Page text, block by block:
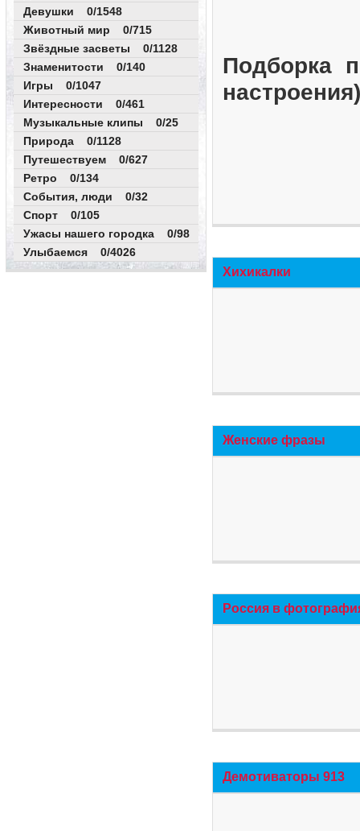
Девушки 0/1548
Животный мир 0/715
Звёздные засветы 0/1128
Знаменитости 0/140
Игры 0/1047
Интересности 0/461
Музыкальные клипы 0/25
Природа 0/1128
Путешествуем 0/627
Ретро 0/134
События, люди 0/32
Спорт 0/105
Ужасы нашего городка 0/98
Улыбаемся 0/4026
Подборка
Хихикалки
Женские фразы
Россия в
Демотиваторы 913